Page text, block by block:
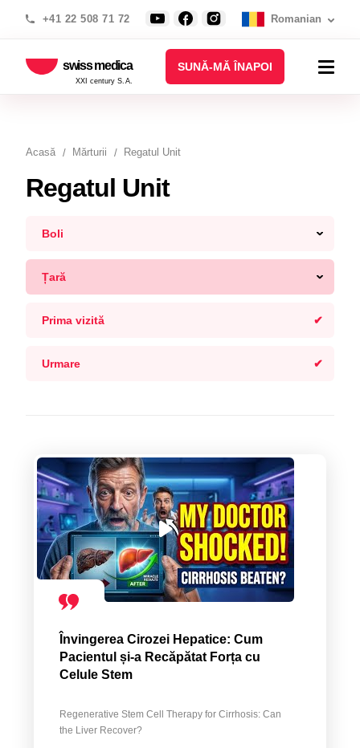
+41 22 508 71 72 Romanian
swiss medica
XXI century S.A.
SUNĂ-MĂ ÎNAPOI
Acasă Mărturii Regatul Unit
Regatul Unit
Boli
Țară
Prima vizită
Urmare
Învingerea Cirozei Hepatice: Cum
Pacientul și-a Recăpătat Forța cu
Celule Stem
Regenerative Stem Cell Therapy for Cirrhosis: Can
the Liver Recover?